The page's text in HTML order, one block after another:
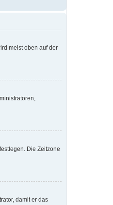
meist oben auf der
Die Zeitzone
damit er das